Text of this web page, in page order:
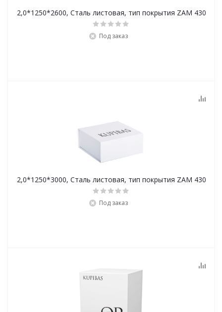
2,0*1250*2600, Сталь листовая, тип покрытия ZAM 430
Под заказ
2,0*1250*3000, Сталь листовая, тип покрытия ZAM 430
Под заказ